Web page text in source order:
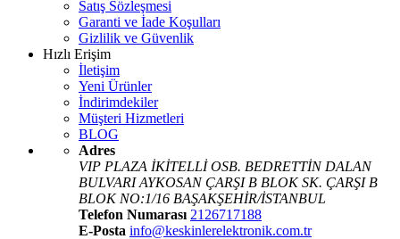
Satış Sözleşmesi
Garanti ve İade Koşulları
Gizlilik ve Güvenlik
Hızlı Erişim
İletişim
Yeni Ürünler
İndirimdekiler
Müşteri Hizmetleri
BLOG
Adres
VIP PLAZA İKİTELLİ OSB. BEDRETTİN DALAN
BULVARI AYKOSAN ÇARŞI B BLOK SK. ÇARŞI B
BLOK NO:1/16 BAŞAKŞEHİR/İSTANBUL
Telefon Numarası 2126717188
E-Posta info@keskinlerelektronik.com.tr